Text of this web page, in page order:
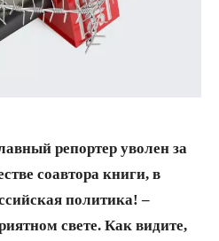
репортер уволен за
соавтора книги, в
политика! –
свете. Как видите,